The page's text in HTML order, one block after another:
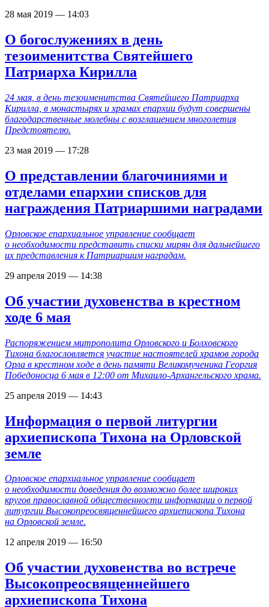
28 мая 2019 — 14:03
О богослужениях в день
тезоименитства Святейшего
Патриарха Кирилла
24 мая, в день тезоименитства Святейшего Патриарха
Кирилла, в монастырях и храмах епархии будут совершены
благодарственные молебны с возглашением многолетия
Предстоятелю.
23 мая 2019 — 17:28
О представлении благочиниями и
отделами епархии списков для
награждения Патриаршими наградами
Орловское епархиальное управление сообщает
о необходимости представить списки мирян для дальнейшего
их представления к Патриаршим наградам.
29 апреля 2019 — 14:38
Об участии духовенства в крестном
ходе 6 мая
Распоряжением митрополита Орловского и Болховского
Тихона благословляется участие настоятелей храмов города
Орла в крестном ходе в день памяти Великомученика Георгия
Победоносца 6 мая в 12:00 от Михаило-Архангельского храма.
25 апреля 2019 — 14:43
Информация о первой литургии
архиепископа Тихона на Орловской
земле
Орловское епархиальное управление сообщает
о необходимости доведения до возможно более широких
кругов православной общественности информации о первой
литургии Высокопреосвященнейшего архиепископа Тихона
на Орловской земле.
12 апреля 2019 — 16:50
Об участии духовенства во встрече
Высокопреосвященнейшего
архиепископа Тихона